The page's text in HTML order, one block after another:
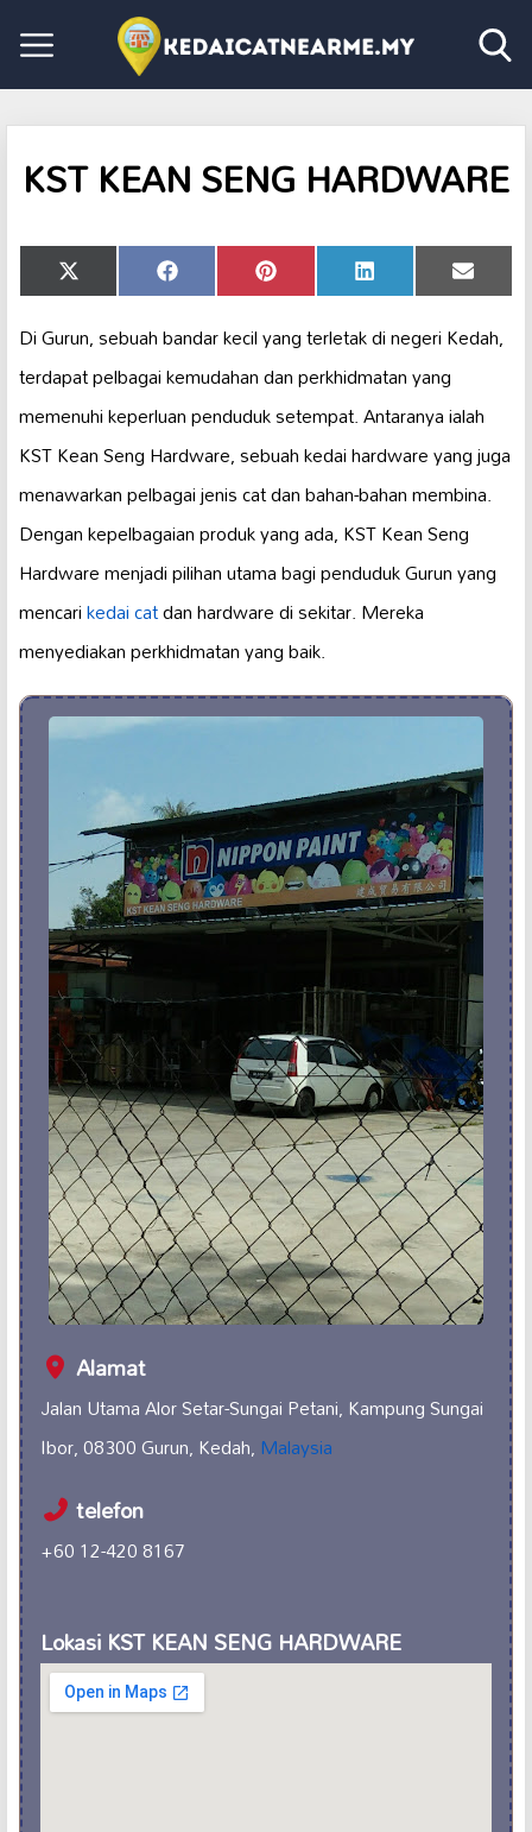
KST KEAN SENG HARDWARE
Share
on
X
(Twitter)
Share
on
Facebook Share
on
Pinterest Share
on
LinkedIn Share
on
Email
Di Gurun, sebuah bandar kecil yang terletak di negeri Kedah,
terdapat pelbagai kemudahan dan perkhidmatan yang
memenuhi keperluan penduduk setempat. Antaranya ialah
KST Kean Seng Hardware, sebuah kedai hardware yang juga
menawarkan pelbagai jenis cat dan bahan-bahan membina.
Dengan kepelbagaian produk yang ada, KST Kean Seng
Hardware menjadi pilihan utama bagi penduduk Gurun yang
mencarikedai catdan hardware di sekitar. Mereka
menyediakan perkhidmatan yang baik.
Alamat
Jalan Utama Alor Setar-Sungai Petani, Kampung Sungai
Ibor, 08300 Gurun, Kedah,Malaysia
telefon
+60 12-420 8167
Lokasi KST KEAN SENG HARDWARE